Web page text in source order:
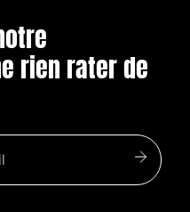
rien rater de